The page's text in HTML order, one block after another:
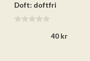
Doft: doftfri
40 kr